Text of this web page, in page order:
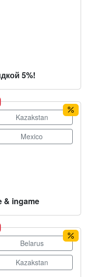
5%!
Kazakstan
Mexico
& ingame
Belarus
Kazakstan